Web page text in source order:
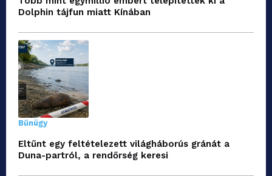
Dolphin tájfun miatt Kínában
Bűnügy
Eltűnt egy feltételezett világháborús gránát a
Duna-partról, a rendőrség keresi